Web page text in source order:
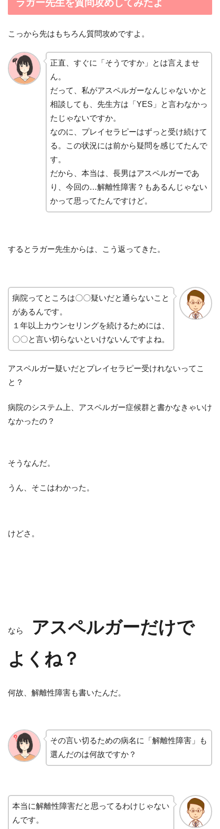
ラガー先生を質問攻めしてみたよ
こっから先はもちろん質問攻めですよ。
正直、すぐに「そうですか」とは言えませ
ん。
だって、私がアスペルガーなんじゃないかと
相談しても、先生方は「YES」と言わなかっ
たじゃないですか。
なのに、プレイセラピーはずっと受け続けて
る。この状況には前から疑問を感じてたんで
す。
だから、本当は、長男はアスペルガーであ
り、今回の…解離性障害？もあるんじゃない
かって思ってたんですけど。
するとラガー先生からは、こう返ってきた。
病院ってところは〇〇疑いだと通らないこと
があるんです。
１年以上カウンセリングを続けるためには、
〇〇と言い切らないといけないんですよね。
アスペルガー疑いだとプレイセラピー受けれないってこ
と？
病院のシステム上、アスペルガー症候群と書かなきゃいけ
なかったの？
そうなんだ。
うん、そこはわかった。
けどさ。
なら
アスペルガーだけで
よくね？
何故、解離性障害も書いたんだ。
その言い切るための病名に「解離性障害」も
選んだのは何故ですか？
本当に解離性障害だと思ってるわけじゃない
んです。